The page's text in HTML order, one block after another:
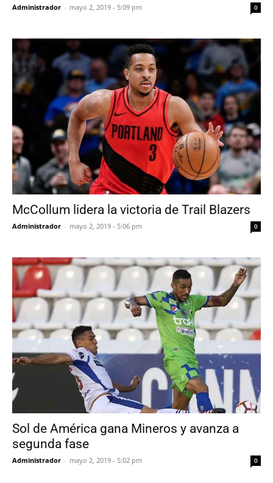
Administrador - mayo 2, 2019 - 5:09 pm 0
McCollum lidera la victoria de Trail Blazers
Administrador - mayo 2, 2019 - 5:06 pm 0
Sol de América gana Mineros y avanza a
segunda fase
Administrador - mayo 2, 2019 - 5:02 pm 0